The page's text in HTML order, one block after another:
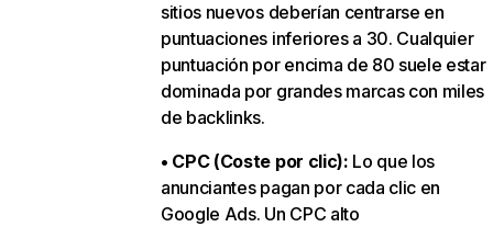
sitios nuevos deberían centrarse en
puntuaciones inferiores a 30. Cualquier
puntuación por encima de 80 suele estar
dominada por grandes marcas con miles
de backlinks.
• CPC (Coste por clic): Lo que los
anunciantes pagan por cada clic en
Google Ads. Un CPC alto